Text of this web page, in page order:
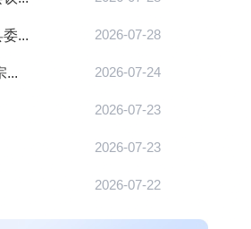
【政协
... 2026-07-28
... 2026-07-24
2026-07-23
2026-07-23
2026-07-22